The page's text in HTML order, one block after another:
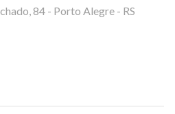
84 - Porto Alegre - RS